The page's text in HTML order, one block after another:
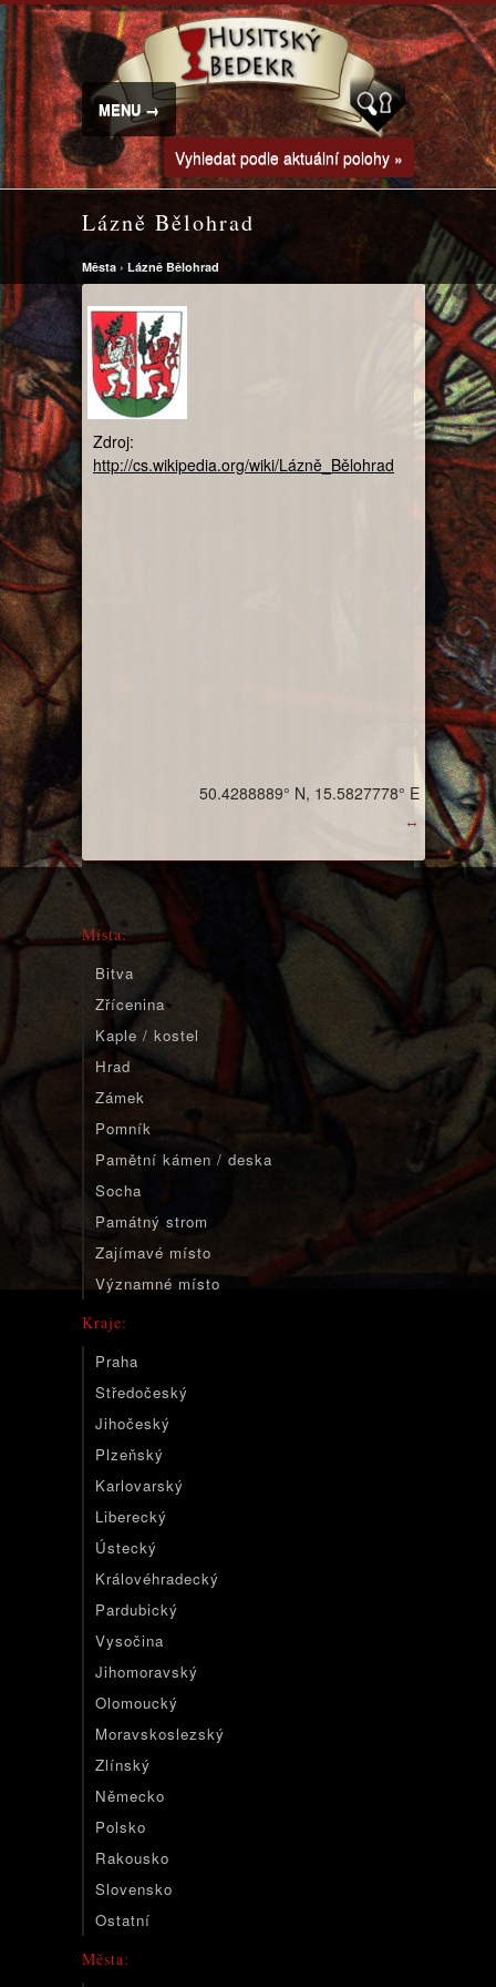
MENU →
Vyhledat podle aktuální polohy »
Lázně Bělohrad
Města › Lázně Bělohrad
Zdroj:
http://cs.wikipedia.org/wiki/Lázně_Bělohrad
↔
50.4288889° N, 15.5827778° E
Místa:
Bitva
Zřícenina
Kaple / kostel
Hrad
Zámek
Pomník
Pamětní kámen / deska
Socha
Památný strom
Zajímavé místo
Významné místo
Kraje:
Praha
Středočeský
Jihočeský
Plzeňský
Karlovarský
Liberecký
Ústecký
Královéhradecký
Pardubický
Vysočina
Jihomoravský
Olomoucký
Moravskoslezský
Zlínský
Německo
Polsko
Rakousko
Slovensko
Ostatní
Města: